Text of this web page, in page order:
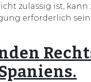
zulässig ist,
erforderlich